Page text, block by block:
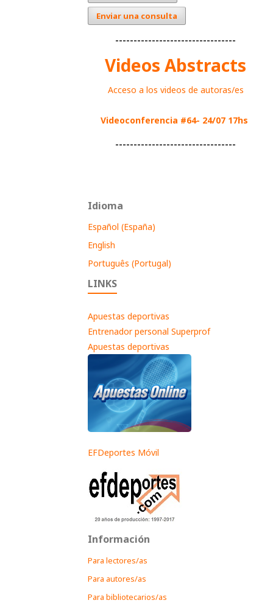
Enviar una consulta
---------------------------------
Videos Abstracts
Acceso a los videos de autoras/es
Videoconferencia #64- 24/07 17hs
---------------------------------
Idioma
Español (España)
English
Português (Portugal)
LINKS
Apuestas deportivas
Entrenador personal Superprof
Apuestas deportivas
EFDeportes Móvil
Información
Para lectores/as
Para autores/as
Para bibliotecarios/as